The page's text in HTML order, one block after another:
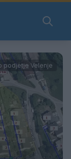
podjetje Velenje